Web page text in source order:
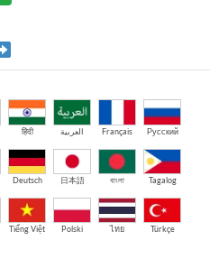
हिंदी العربية Français Русский
Deutsch 日本語 বাংলা Tagalog
Tiếng Việt Polski ไทย Türkçe